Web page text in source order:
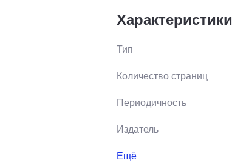
Характеристики
Тип
Количество страниц
Периодичность
Издатель
Ещё